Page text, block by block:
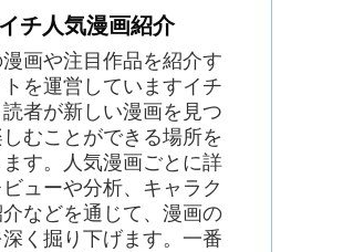
イチ人気漫画紹介
漫画や注目作品を紹介す
トを運営していますイチ
者が新しい漫画を見つ
むことができる場所を
す。人気漫画ごとに詳
ューや分析、キャラク
介などを通じて、漫画の
く掘り下げます。一番